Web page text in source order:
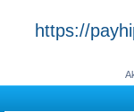
https://